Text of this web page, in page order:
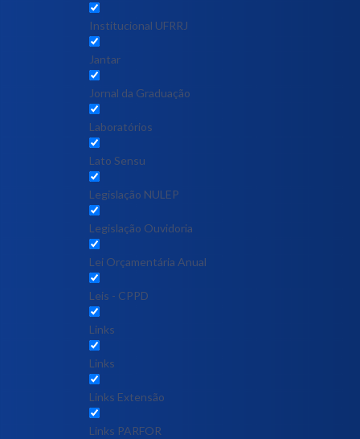
Institucional UFRRJ
Jantar
Jornal da Graduação
Laboratórios
Lato Sensu
Legislação NULEP
Legislação Ouvidoria
Lei Orçamentária Anual
Leis - CPPD
Links
Links
Links Extensão
Links PARFOR